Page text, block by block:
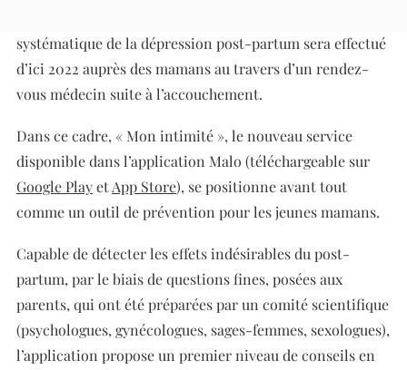
systématique de la dépression post-partum sera effectué
d’ici 2022 auprès des mamans au travers d’un rendez-
vous médecin suite à l’accouchement.
Dans ce cadre, « Mon intimité », le nouveau service
disponible dans l’application Malo (téléchargeable sur
Google PlayetApp Store), se positionne avant tout
comme un outil de prévention pour les jeunes mamans.
Capable de détecter les effets indésirables du post-
partum, par le biais de questions fines, posées aux
parents, qui ont été préparées par un comité scientifique
(psychologues, gynécologues, sages-femmes, sexologues),
l’application propose un premier niveau de conseils en